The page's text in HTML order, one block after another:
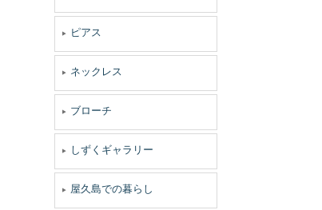
ピアス
ネックレス
ブローチ
しずくギャラリー
屋久島での暮らし